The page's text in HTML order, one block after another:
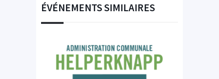
ÉVÉNEMENTS SIMILAIRES